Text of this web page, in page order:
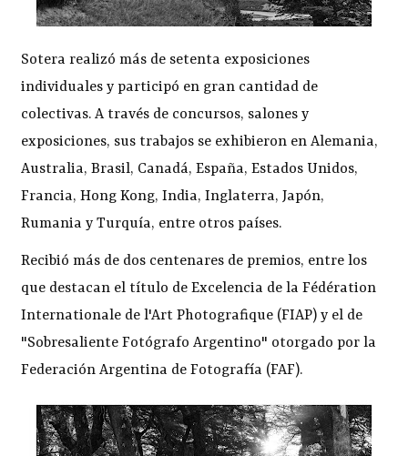
Sotera realizó más de setenta exposiciones
individuales y participó en gran cantidad de
colectivas. A través de concursos, salones y
exposiciones, sus trabajos se exhibieron en Alemania,
Australia, Brasil, Canadá, España, Estados Unidos,
Francia, Hong Kong, India, Inglaterra, Japón,
Rumania y Turquía, entre otros países.
Recibió más de dos centenares de premios, entre los
que destacan el título de Excelencia de la Fédération
Internationale de l'Art Photografique (FIAP) y el de
"Sobresaliente Fotógrafo Argentino" otorgado por la
Federación Argentina de Fotografía (FAF).